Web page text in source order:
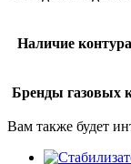
Наличие
Бренды газовых
Вам также будет